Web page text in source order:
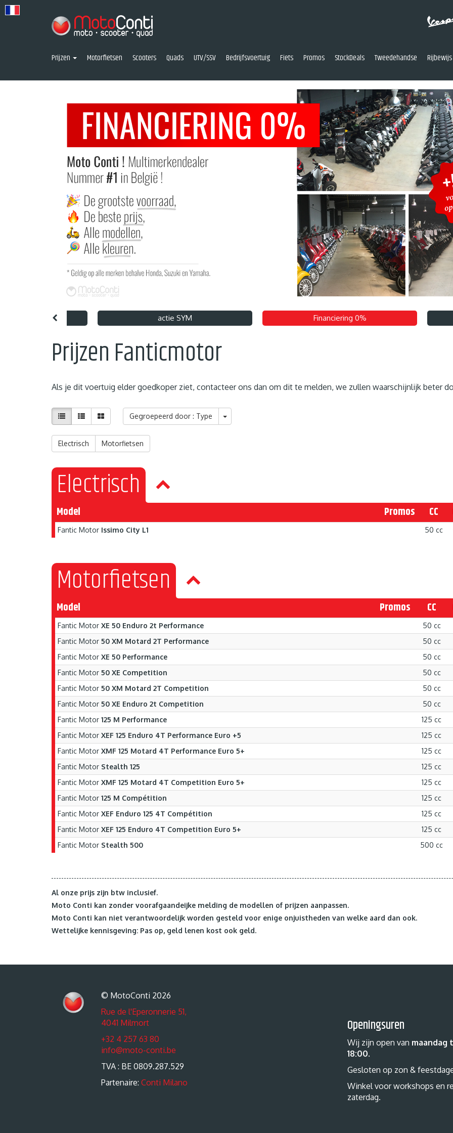
Prijzen Motorfietsen Scooters Quads UTV/SSV Bedrijfsvoertuig Fiets Promos StockDeals Tweedehandse Rijbewijs
125 X Art Hugo actie SYM Financiering 0%
Prijzen Fanticmotor
Als je dit voertuig elder goedkoper ziet, contacteer ons dan om dit te melden, we zullen waarschijnlijk beter
Gegroepeerd door : Type
Electrisch Motorfietsen
Electrisch
Model Promos CC
Fantic Motor Issimo City L1 50 cc
Motorfietsen
Model Promos CC
Fantic Motor XE 50 Enduro 2t Performance 50 cc
Fantic Motor 50 XM Motard 2T Performance 50 cc
Fantic Motor XE 50 Performance 50 cc
Fantic Motor 50 XE Competition 50 cc
Fantic Motor 50 XM Motard 2T Competition 50 cc
Fantic Motor 50 XE Enduro 2t Competition 50 cc
Fantic Motor 125 M Performance 125 cc
Fantic Motor XEF 125 Enduro 4T Performance Euro +5 125 cc
Fantic Motor XMF 125 Motard 4T Performance Euro 5+ 125 cc
Fantic Motor Stealth 125 125 cc
Fantic Motor XMF 125 Motard 4T Competition Euro 5+ 125 cc
Fantic Motor 125 M Compétition 125 cc
Fantic Motor XEF Enduro 125 4T Compétition 125 cc
Fantic Motor XEF 125 Enduro 4T Competition Euro 5+ 125 cc
Fantic Motor Stealth 500 500 cc
Al onze prijs zijn btw inclusief.
Moto Conti kan zonder voorafgaandeijke melding de modellen of prijzen aanpassen.
Moto Conti kan niet verantwoordelijk worden gesteld voor enige onjuistheden van welke aard dan ook.
Wettelijke kennisgeving: Pas op, geld lenen kost ook geld.
© MotoConti 2026
Rue de l'Eperonnerie 51,
4041 Milmort
+32 4 257 63 80
info@moto-conti.be
TVA : BE 0809.287.529
Partenaire: Conti Milano
Openingsuren
Wij zijn open van maandag
18:00.
Gesloten op zon &
Winkel voor workshops en
zaterdag.